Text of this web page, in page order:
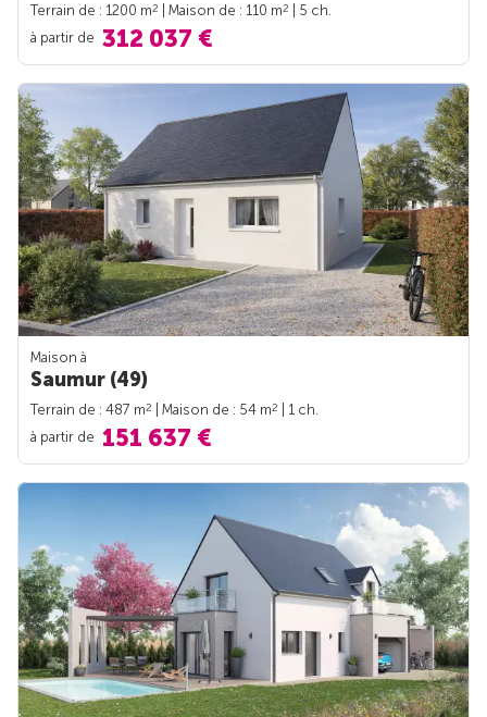
Terrain de : 1200 m2 | Maison de : 110 m2
| 5 ch.
à partir de 312 037 €
Maison à
Saumur (49)
Terrain de : 487 m2 | Maison de : 54 m2
| 1 ch.
à partir de 151 637 €